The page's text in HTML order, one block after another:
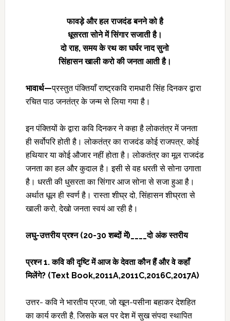
फावड़े और हल राजदंड बनने को है
धूसरता सोने में सिंगार सजाती है।
दो राह, समय के रथ का घर्घर नाद सुनो
सिंहासन खाली करो की जनता आती है।
भावार्थ—प्रस्तुत पंक्तियाँ राष्ट्रकवि रामधारी सिंह दिनकर द्वारा
रचित पाठ जनतंत्र के जन्म से लिया गया है।
इन पंक्तियों के द्वारा कवि दिनकर ने कहा है लोकतंत्र में जनता
ही सर्वोपरि होती है। लोकतंत्र का राजदंड कोई राजपत्र, कोई
हथियार या कोई औजार नहीं होता है। लोकतंत्र का मूल राजदंड
जनता का हल और कुदाल है। इसी से वह धरती से सोना उगाता
है। धरती की धुसरता का सिंगार आज सोना से सजा हुआ है।
अर्थात धूल ही स्वर्ण है। रास्ता शीघ्र दो, सिंहासन शीघ्रता से
खाली करो, देखो जनता स्वयं आ रही है।
लघु-उत्तरीय प्रश्न (20-30 शब्दों में)____दो अंक स्तरीय
प्रश्न1. कवि की दृष्टि में आज के देवता कौन हैं और वे कहाँ
मिलेंगे?(Text Book,2011A,2011C,2016C,2017A)
उत्तर- कवि ने भारतीय प्रजा, जो खून-पसीना बहाकर देशहित
का कार्य करती है, जिसके बल पर देश में सुख संपदा स्थापित